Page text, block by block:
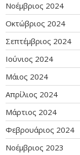
Νοέμβριος 2024
Οκτώβριος 2024
Σεπτέμβριος 2024
Ιούνιος 2024
Μάιος 2024
Απρίλιος 2024
Μάρτιος 2024
Φεβρουάριος 2024
Νοέμβριος 2023